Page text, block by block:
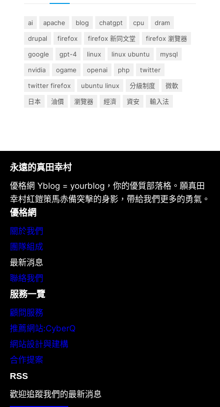
ai apache blog chatgpt cpu
dram
drupal
firefox firefox 新同文堂
firefox 瀏覽器
google
gpt-4 linux linux ubuntu
mysql
nvidia
ogame openai php
twitter
twitter firefox
ubuntu linux 分級制度
微軟
日本
油價 瀏覽器 經濟 資安 輸入法
永遠的真田幸村
優格網 Yblog = yourblog，你的優質部落格。願真田
幸村紅鎧策馬赤備突擊的身影，帶給我們更多的勇氣。
優格網
關於我們
團隊組成
最新消息
聯絡我們
服務一覽
顧問服務
推薦網站:CyberQ
網站設計與建構
合作提案
RSS
歡迎追蹤我們的最新消息